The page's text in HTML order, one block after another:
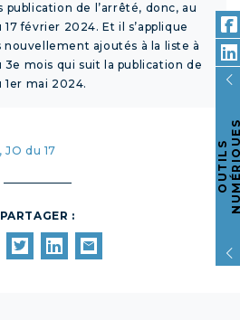
de l’arrêté, donc, au
février 2024. Et il s’applique
ajoutés à la liste à
3e mois qui suit la publication de
er mai 2024.
du 17
PARTAGER :
O
U
T
I
L
S
N
U
M
É
R
I
Q
U
E